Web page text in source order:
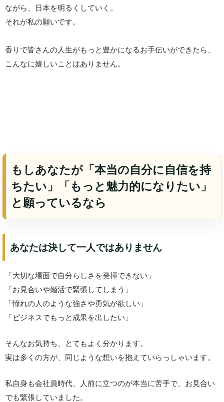
ながら、日本を明るくしていく。
それが私の願いです。
香りで皆さんの人生がもっと豊かになるお手伝いができたら、
こんなに嬉しいことはありません。
もしあなたが「本当の自分に自信を持
ちたい」「もっと魅力的になりたい」
と願っているなら
あなたは決して一人ではありません
「大切な場面で自分らしさを発揮できない」
「お見合いや婚活で緊張してしまう」
「憧れの人のような強さや勇気が欲しい」
「ビジネスでもっと成果を出したい」
そんなお気持ち、とてもよく分かります。
実は多くの方が、同じような想いを抱えていらっしゃいます。
私自身も会社員時代、人前に立つのが本当に苦手で、お見合い
でも緊張していました。